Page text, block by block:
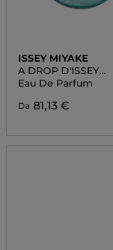
ISSEY MIYAKE
A DROP D'ISSEY
FRAÎCHE
Eau De Parfum
Da 81,13 €